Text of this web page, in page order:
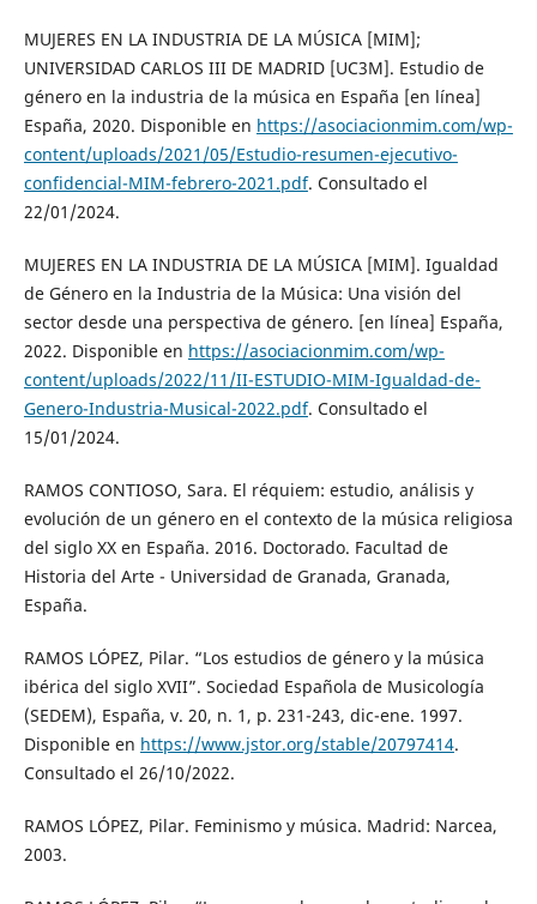
MUJERES EN LA INDUSTRIA DE LA MÚSICA [MIM];
UNIVERSIDAD CARLOS III DE MADRID [UC3M]. Estudio de
género en la industria de la música en España [en línea]
España, 2020. Disponible en https://asociacionmim.com/wp-
content/uploads/2021/05/Estudio-resumen-ejecutivo-
confidencial-MIM-febrero-2021.pdf. Consultado el
22/01/2024.
MUJERES EN LA INDUSTRIA DE LA MÚSICA [MIM]. Igualdad
de Género en la Industria de la Música: Una visión del
sector desde una perspectiva de género. [en línea] España,
2022. Disponible en https://asociacionmim.com/wp-
content/uploads/2022/11/II-ESTUDIO-MIM-Igualdad-de-
Genero-Industria-Musical-2022.pdf. Consultado el
15/01/2024.
RAMOS CONTIOSO, Sara. El réquiem: estudio, análisis y
evolución de un género en el contexto de la música religiosa
del siglo XX en España. 2016. Doctorado. Facultad de
Historia del Arte - Universidad de Granada, Granada,
España.
RAMOS LÓPEZ, Pilar. “Los estudios de género y la música
ibérica del siglo XVII”. Sociedad Española de Musicología
(SEDEM), España, v. 20, n. 1, p. 231-243, dic-ene. 1997.
Disponible en https://www.jstor.org/stable/20797414.
Consultado el 26/10/2022.
RAMOS LÓPEZ, Pilar. Feminismo y música. Madrid: Narcea,
2003.